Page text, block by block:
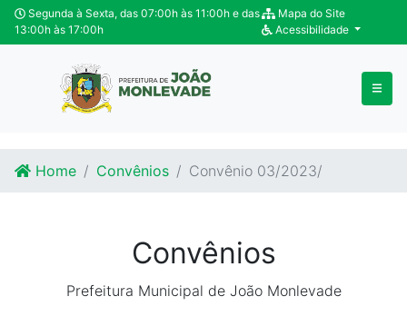
Ir para o conteúdo
Ir para o fim do conteúdo
Segunda à Sexta, das 07:00h às 11:00h e das
13:00h às 17:00h
Mapa do Site
Acessibilidade
Home Convênios Convênio 03/2023/
Convênios
Prefeitura Municipal de João Monlevade